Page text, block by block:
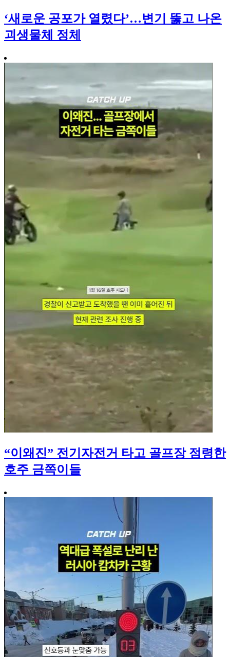
‘새로운 공포가 열렸다’…변기 뚫고 나온
괴생물체 정체
“이왜진” 전기자전거 타고 골프장 점령한
호주 금쪽이들